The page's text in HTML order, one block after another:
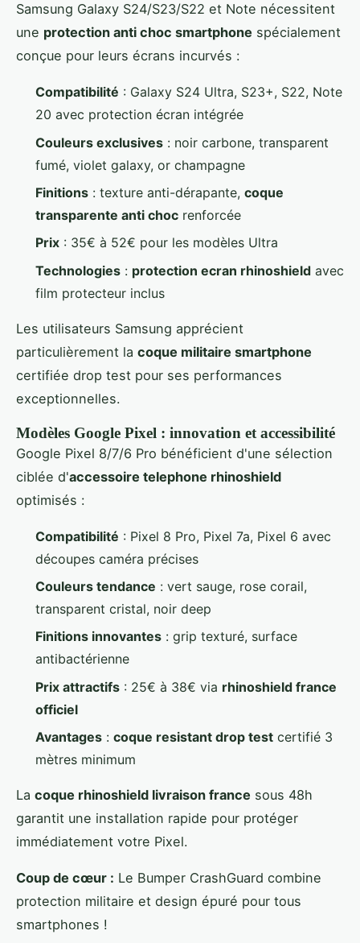
Samsung Galaxy S24/S23/S22 et Note nécessitent
une protection anti choc smartphone spécialement
conçue pour leurs écrans incurvés :
Compatibilité : Galaxy S24 Ultra, S23+, S22, Note
20 avec protection écran intégrée
Couleurs exclusives : noir carbone, transparent
fumé, violet galaxy, or champagne
Finitions : texture anti-dérapante, coque
transparente anti choc renforcée
Prix : 35€ à 52€ pour les modèles Ultra
Technologies : protection ecran rhinoshield avec
film protecteur inclus
Les utilisateurs Samsung apprécient
particulièrement la coque militaire smartphone
certifiée drop test pour ses performances
exceptionnelles.
Modèles Google Pixel : innovation et accessibilité
Google Pixel 8/7/6 Pro bénéficient d'une sélection
ciblée d'accessoire telephone rhinoshield
optimisés :
Compatibilité : Pixel 8 Pro, Pixel 7a, Pixel 6 avec
découpes caméra précises
Couleurs tendance : vert sauge, rose corail,
transparent cristal, noir deep
Finitions innovantes : grip texturé, surface
antibactérienne
Prix attractifs : 25€ à 38€ via rhinoshield france
officiel
Avantages : coque resistant drop test certifié 3
mètres minimum
La coque rhinoshield livraison france sous 48h
garantit une installation rapide pour protéger
immédiatement votre Pixel.
Coup de cœur : Le Bumper CrashGuard combine
protection militaire et design épuré pour tous
smartphones !